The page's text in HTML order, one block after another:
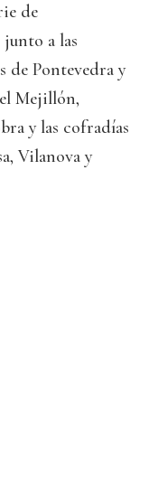
de
a las
de Pontevedra y
Mejillón,
y las cofradías
Vilanova y